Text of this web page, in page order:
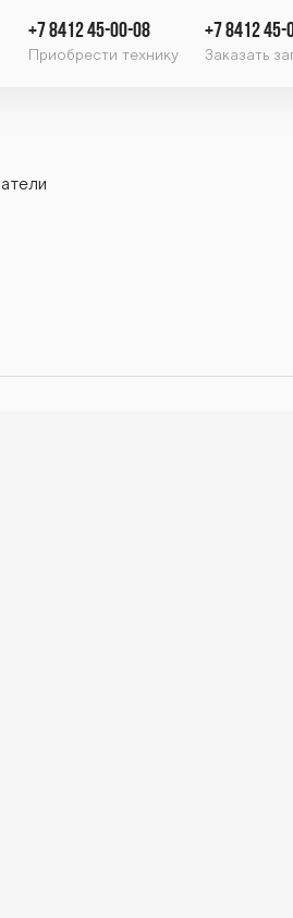
+7 8412 45-00-08
Приобрести технику
+7 8412 45-
Заказать